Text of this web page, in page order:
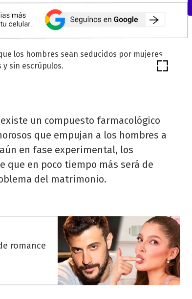
un compuesto farmacológico
que empujan a los hombres a
en fase experimental, los
que en poco tiempo más será de
del matrimonio.
romance